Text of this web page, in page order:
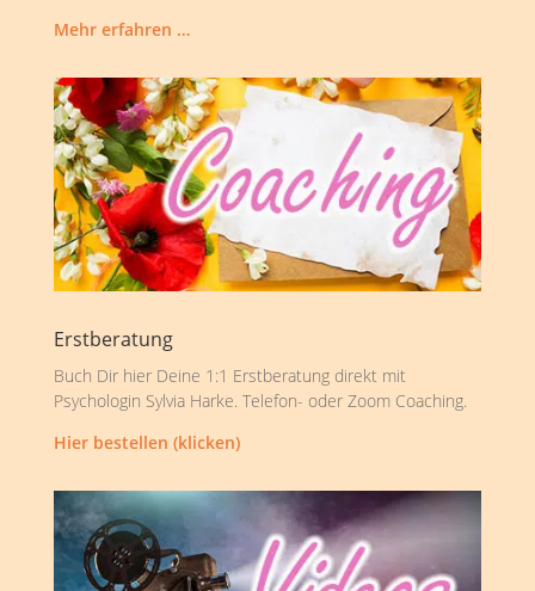
Mehr erfahren …
Erstberatung
Buch Dir hier Deine 1:1 Erstberatung direkt mit
Psychologin Sylvia Harke. Telefon- oder Zoom Coaching.
Hier bestellen (klicken)